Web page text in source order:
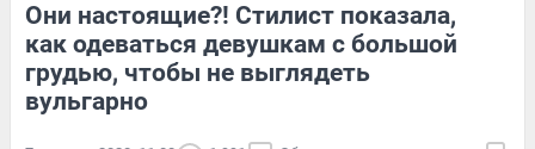
Они настоящие?! Стилист показала,
как одеваться девушкам с большой
грудью, чтобы не выглядеть
вульгарно